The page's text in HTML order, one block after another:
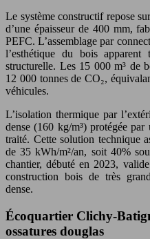
Le système constructif repose
d’une épaisseur de 400 mm,
PEFC. L’assemblage par
l’esthétique du bois
structurelle. Les 15 000 m³ de
12 000 tonnes de CO₂,
véhicules.
L’isolation thermique par
dense (160 kg/m³) protégée
traité. Cette solution technique
de 35 kWh/m²/an, soit 40%
chantier, débuté en 2023,
construction bois de très
dense.
Écoquartier Clichy-
ossatures douglas